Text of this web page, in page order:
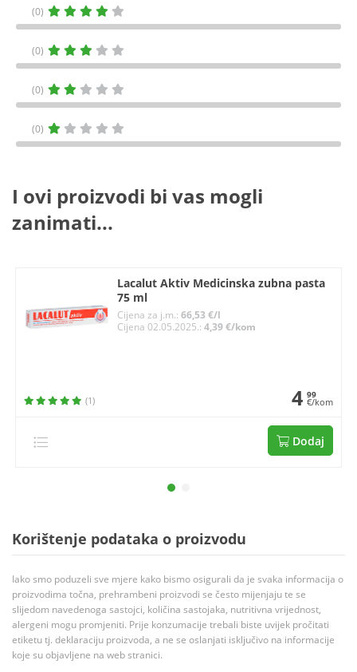
(0)
(0)
(0)
(0)
I ovi proizvodi bi vas mogli
zanimati...
Lacalut Aktiv Medicinska zubna pasta
75 ml
Cijena za j.m.:66,53 €/l
Cijena 02.05.2025.:4,39 €/kom
(1) 4 99
€/kom
Dodaj
Korištenje podataka o proizvodu
Iako smo poduzeli sve mjere kako bismo osigurali da je svaka informacija o
proizvodima točna, prehrambeni proizvodi se često mijenjaju te se
slijedom navedenoga sastojci, količina sastojaka, nutritivna vrijednost,
alergeni mogu promjeniti. Prije konzumacije trebali biste uvijek pročitati
etiketu tj. deklaraciju proizvoda, a ne se oslanjati isključivo na informacije
koje su objavljene na web stranici.